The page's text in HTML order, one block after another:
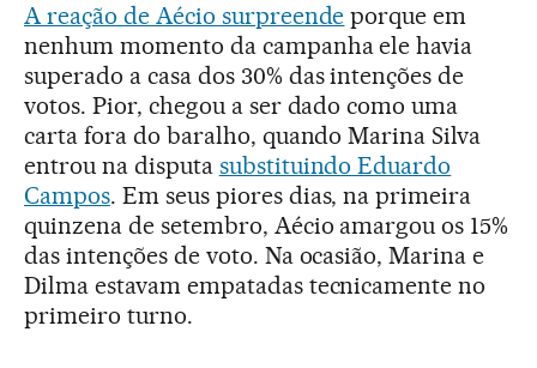
A reação de Aécio surpreende porque em
nenhum momento da campanha ele havia
superado a casa dos 30% das intenções de
votos. Pior, chegou a ser dado como uma
carta fora do baralho, quando Marina Silva
entrou na disputa substituindo Eduardo
Campos. Em seus piores dias, na primeira
quinzena de setembro, Aécio amargou os 15%
das intenções de voto. Na ocasião, Marina e
Dilma estavam empatadas tecnicamente no
primeiro turno.